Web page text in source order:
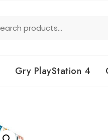
Gry PlayStation 4